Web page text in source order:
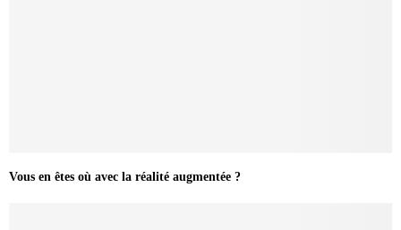
Vous en êtes où avec la réalité augmentée ?